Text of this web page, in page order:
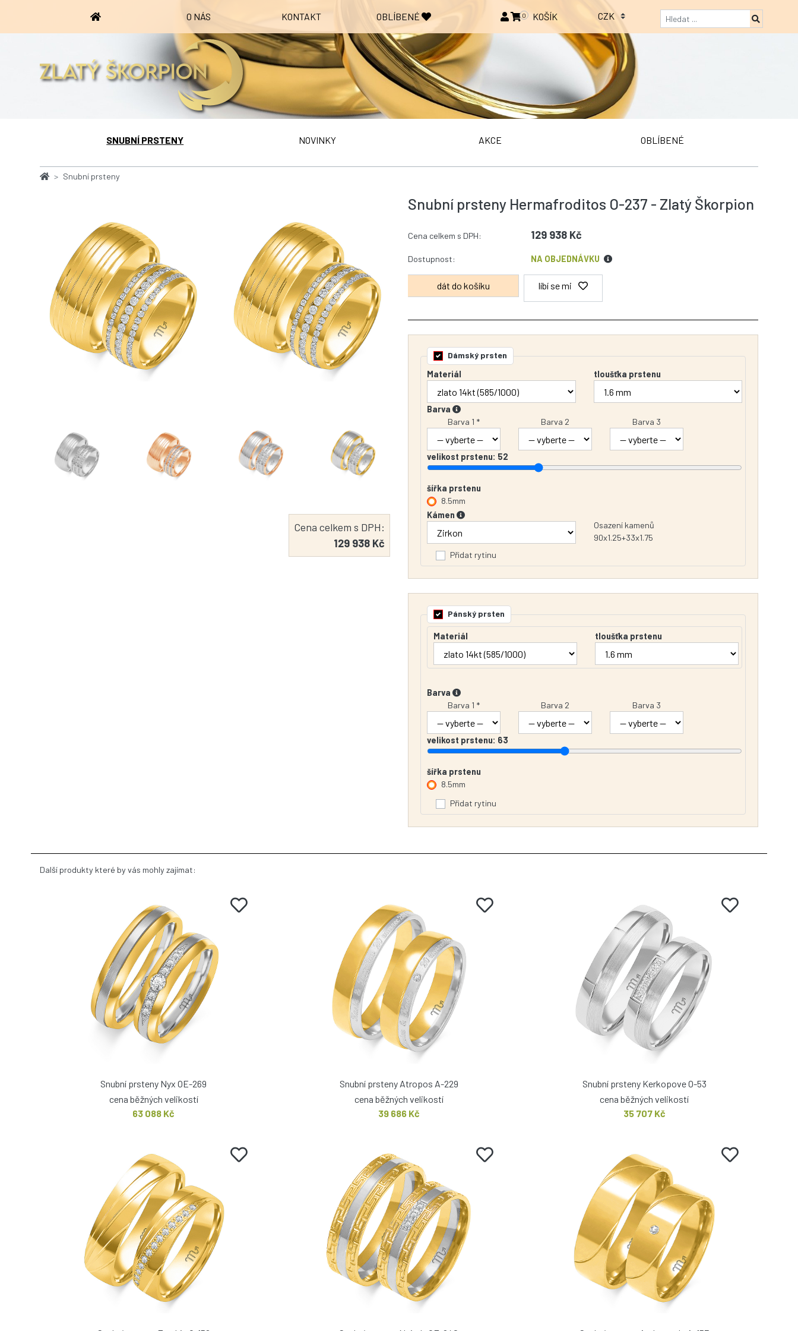
O NÁS KONTAKT OBLÍBENÉ 0 KOŠÍK
SNUBNÍ PRSTENY NOVINKY AKCE OBLÍBENÉ
Snubní prsteny
Cena celkem s DPH:
129 938 Kč
Snubní prsteny Hermafroditos O-237 - Zlatý Škorpion
Cena celkem s DPH: 129 938 Kč
Dostupnost: NA OBJEDNÁVKU
líbí se mi
Dámský prsten
Materiál
tloušťka prstenu
Barva
Barva 1 *
Barva 2 Barva 3
velikost prstenu: 52
šířka prstenu
8.5mm
Kámen
Osazení kamenů
90x1.25+33x1.75
Přidat rytinu
Pánský prsten
Materiál tloušťka prstenu
Barva
Barva 1 *
Barva 2 Barva 3
velikost prstenu: 63
šířka prstenu
8.5mm
Přidat rytinu
Další produkty které by vás mohly zajímat:
Snubní prsteny Nyx OE-269
cena běžných velikostí
63 088 Kč
Snubní prsteny Atropos A-229
cena běžných velikostí
39 686 Kč
Snubní prsteny Kerkopove O-53
cena běžných velikostí
35 707 Kč